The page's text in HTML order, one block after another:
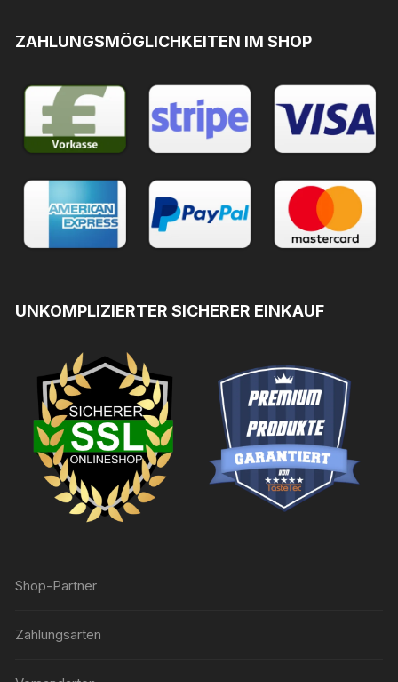
ZAHLUNGSMÖGLICHKEITEN IM SHOP
UNKOMPLIZIERTER SICHERER EINKAUF
Shop-Partner
Zahlungsarten